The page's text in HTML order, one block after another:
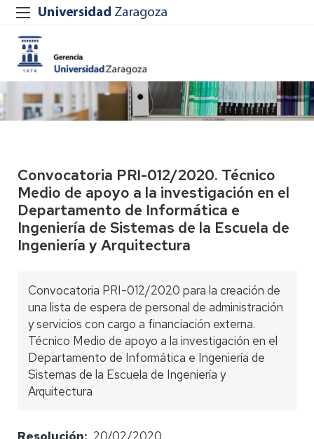
Convocatoria PRI-012/2020. Técnico
Medio de apoyo a la investigación en el
Departamento de Informática e
Ingeniería de Sistemas de la Escuela de
Ingeniería y Arquitectura
Convocatoria PRI-012/2020 para la creación de
una lista de espera de personal de administración
y servicios con cargo a financiación externa.
Técnico Medio de apoyo a la investigación en el
Departamento de Informática e Ingeniería de
Sistemas de la Escuela de Ingeniería y
Arquitectura
Resolución
20/02/2020